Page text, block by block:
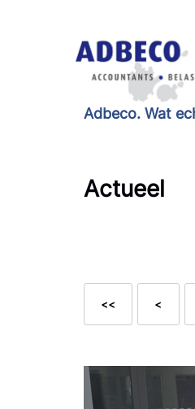
Adbeco. Wat
Actueel
<< <